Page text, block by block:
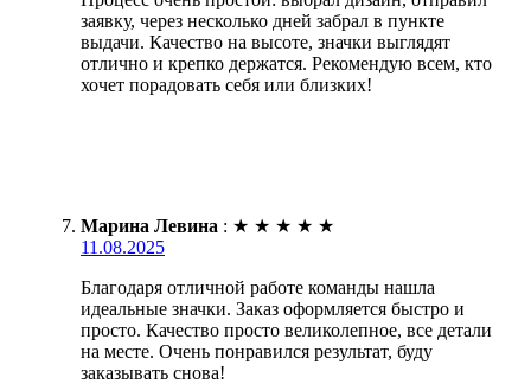
заявку, через несколько дней забрал в пункте
выдачи. Качество на высоте, значки выглядят
отлично и крепко держатся. Рекомендую всем, кто
хочет порадовать себя или близких!
Марина Левина : ★ ★ ★ ★ ★
11.08.2025
Благодаря отличной работе команды нашла
идеальные значки. Заказ оформляется быстро и
просто. Качество просто великолепное, все детали
на месте. Очень понравился результат, буду
заказывать снова!